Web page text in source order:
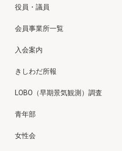
役員・議員
会員事業所一覧
入会案内
きしわだ所報
LOBO（早期景気観測）調査
青年部
女性会